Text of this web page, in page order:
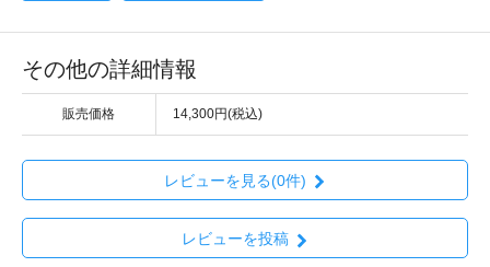
その他の詳細情報
販売価格 14,300円(税込)
レビューを見る(0件)
レビューを投稿